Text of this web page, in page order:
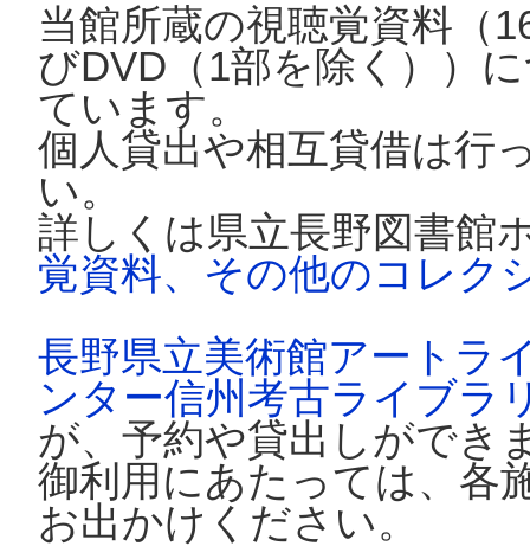
当館所蔵の視聴覚資料（
びDVD（1部を除く））
ています。
個人貸出や相互貸借は行
い。
詳しくは県立長野図書館
覚資料、その他のコレク
長野県立美術館アートラ
ンター信州考古ライブラ
が、予約や貸出しができ
御利用にあたっては、各
お出かけください。